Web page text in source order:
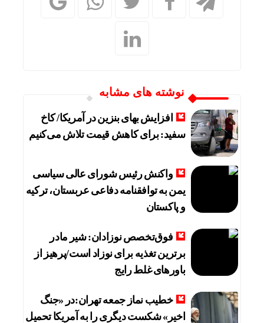
نوشته های مشابه
افزایش بهای بنزین در آمریکا/ کاخ
سفید: برای کاهش قیمت تلاش می‌کنیم
واکنش رئیس شورای عالی سیاسی
یمن به توافقنامه دفاعی عربستان، ترکیه
و پاکستان
فوق‌تخصص نوزادان: شیر مادر
برترین تغذیه برای نوزاد است/پرهیز از
باورهای غلط رایج
خطیب نماز جمعه تهران:در «جنگ
اخیر» شکست دیگری را به آمریکا تحمیل